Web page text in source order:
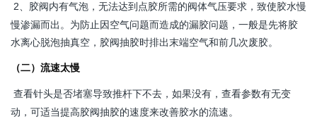
2、 胶阀内有气泡，无法达到点胶所需的阀体气压要求，致使胶水慢
慢渗漏而出。为防止因空气问题而造成的漏胶问题，一般是先将胶
水离心脱泡抽真空，胶阀抽胶时排出末端空气和前几次废胶。
（二）流速太慢
查看针头是否堵塞导致推杆下不去，如果没有，查看参数有无变
动，可适当提高胶阀抽胶的速度来改善胶水的流速。